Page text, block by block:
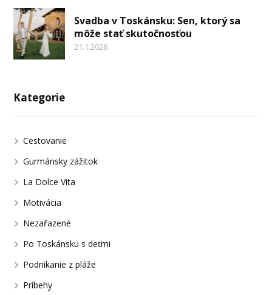
Svadba v Toskánsku: Sen, ktorý sa
môže stať skutočnosťou
21.1.2026
Kategorie
Cestovanie
Gurmánsky zážitok
La Dolce Vita
Motivácia
Nezařazené
Po Toskánsku s deťmi
Podnikanie z pláže
Príbehy